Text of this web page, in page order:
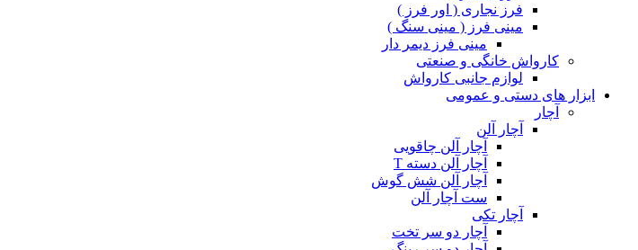
فرز نجاری ( اور فرز )
مینی فرز ( مینی سنگ )
مینی فرز دیمر دار
کارواش خانگی و صنعتی
لوازم جانبی کارواش
ابزار های دستی و عمومی
آچار
آچار آلن
آچار آلن چاقویی
آچار آلن دسته T
آچار آلن شش گوش
ست آچار آلن
آچار تکی
آچار دو سر تخت